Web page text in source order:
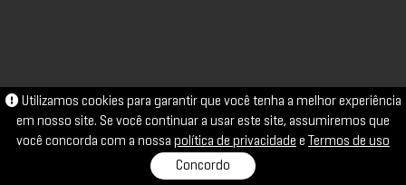
Utilizamos cookies para garantir que você tenha a melhor experiência
em nosso site. Se você continuar a usar este site, assumiremos que
você concorda com a nossa política de privacidade e
Termos de uso
Concordo